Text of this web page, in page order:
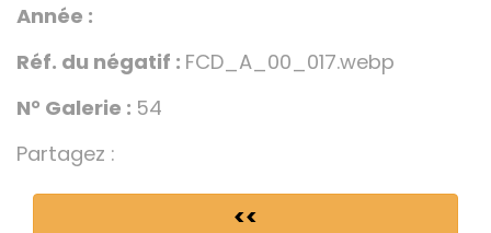
Année :
Réf. du négatif : FCD_A_00_017.webp
N° Galerie : 54
Partagez :
<<